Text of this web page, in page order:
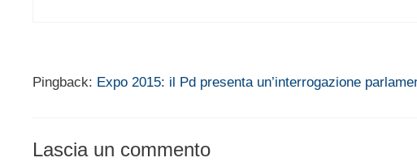
Pingback: Expo 2015: il Pd presenta un’interrogazione
Lascia un commento